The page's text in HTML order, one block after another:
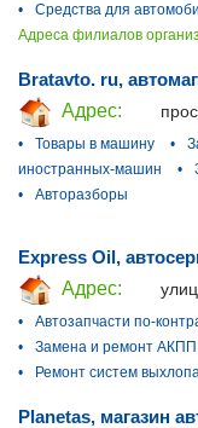
•
Средства для
Адреса филиалов
Bratavto. ru,
Адрес:
•
Товары в машину •
иностранных-машин
•
•
Авторазборы
Express Oil,
Адрес:
•
Автозапчасти по-
•
Замена и ремонт АКПП
•
Ремонт систем выхлопа
Planetas, магазин